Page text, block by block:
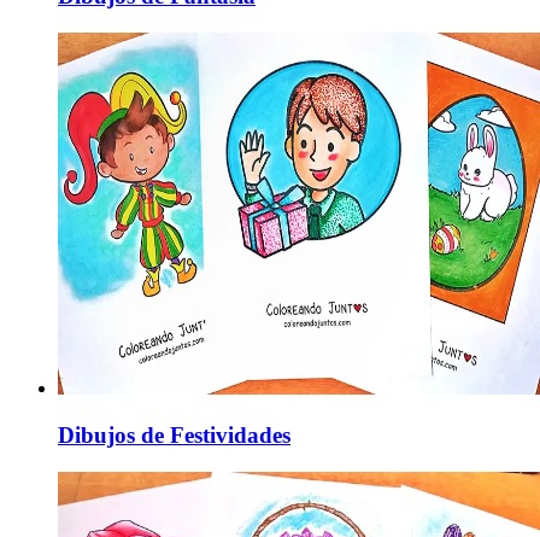
Dibujos de Festividades